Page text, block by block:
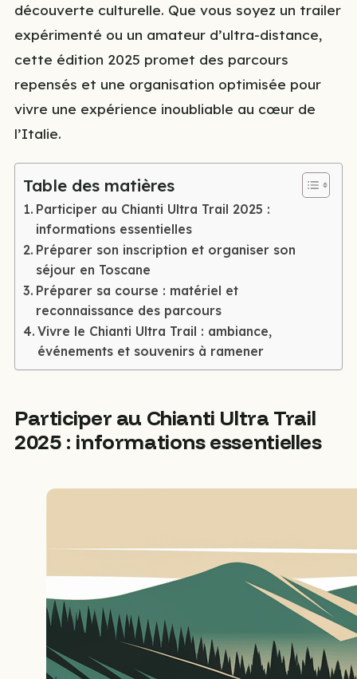
découverte culturelle. Que vous soyez un trailer
expérimenté ou un amateur d’ultra-distance,
cette édition 2025 promet des parcours
repensés et une organisation optimisée pour
vivre une expérience inoubliable au cœur de
l’Italie.
Table des matières
Participer au Chianti Ultra Trail 2025 :
informations essentielles
Préparer son inscription et organiser son
séjour en Toscane
Préparer sa course : matériel et
reconnaissance des parcours
Vivre le Chianti Ultra Trail : ambiance,
événements et souvenirs à ramener
Participer au Chianti Ultra Trail
2025 : informations essentielles